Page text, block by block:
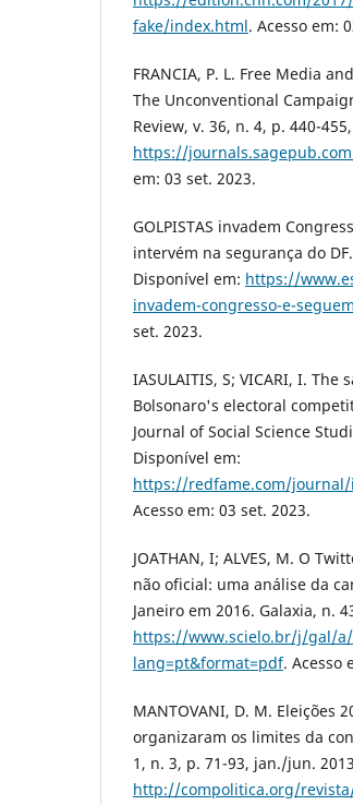
fake/index.html. Acesso em:
FRANCIA, P. L. Free Media
The Unconventional
Review, v. 36, n. 4, p. 440-
https://
em: 03 set. 2023.
GOLPISTAS invadem
intervém na segurança do
Disponível em: https://
invadem-congresso-e-
set. 2023.
IASULAITIS, S; VICARI, I.
Bolsonaro's electoral
Journal of Social Science
Disponível em:
https://redfame.com/
Acesso em: 03 set. 2023.
JOATHAN, I; ALVES, M. O
não oficial: uma análise da
Janeiro em 2016. Galaxia, n.
https://www.scielo.br/j/gal/a/
lang=pt&format=pdf. Acesso
MANTOVANI, D. M. Eleições
organizaram os limites da
1, n. 3, p. 71-93, jan./jun.
http://compolitica.org/